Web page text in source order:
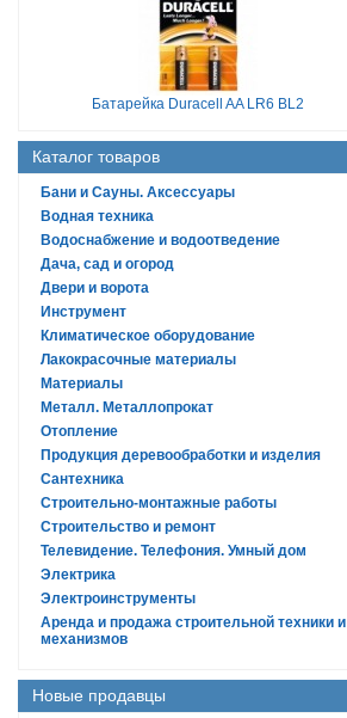
Батарейка Duracell AA LR6 BL2
Каталог товаров
Бани и Сауны. Аксессуары
Водная техника
Водоснабжение и водоотведение
Дача, сад и огород
Двери и ворота
Инструмент
Климатическое оборудование
Лакокрасочные материалы
Материалы
Металл. Металлопрокат
Отопление
Продукция деревообработки и изделия
Сантехника
Строительно-монтажные работы
Строительство и ремонт
Телевидение. Телефония. Умный дом
Электрика
Электроинструменты
Аренда и продажа строительной техники и
механизмов
Новые продавцы